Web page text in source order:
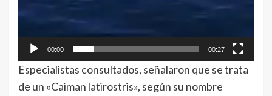
00:00 00:27
Especialistas consultados, señalaron que se trata
de un «Caiman latirostris», según su nombre